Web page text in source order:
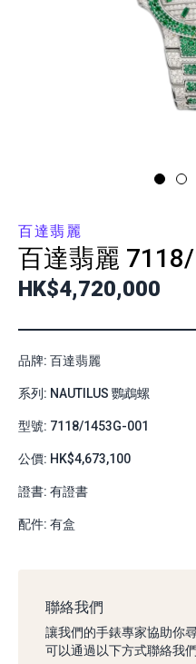
百達翡麗
百達翡麗
HK$4,720,000
品牌: 百達翡麗
系列: NAUTILUS 鸚鵡螺
型號: 7118/1453G-001
公價: HK$4,673,100
證書: 有證書
配件: 有盒
聯絡我們
讓我們的手錶專家協助你
可以通過以下方式聯絡我們